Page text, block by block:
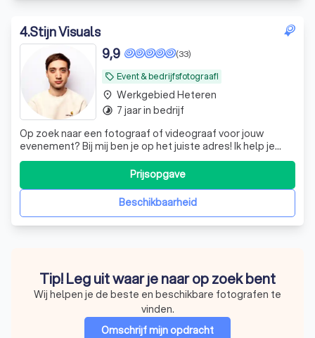
4.Stijn Visuals
local_offer Event & bedrijfsfotograaf!
(33)
9,9
Op zoek naar een fotograaf of videograaf voor jouw
evenement? Bij mij ben je op het juiste adres! Ik help je
graag met het vastleggen van de mooiste momenten.
Beschikbaarheid
Prijsopgave
place Werkgebied Heteren
timelapse 7 jaar in bedrijf
Tip! Leg uit waar je naar op zoek bent
Wij helpen je de beste en beschikbare fotografen te
vinden.
Omschrijf mijn opdracht